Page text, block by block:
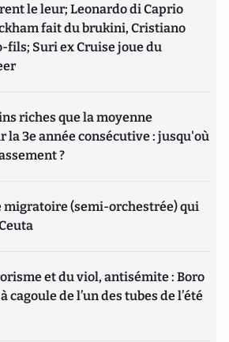
le leur; Leonardo di Caprio
fait du brukini, Cristiano
fils; Suri ex Cruise joue du
riches que la moyenne
la 3e année consécutive : jusqu'où
?
migratoire (semi-orchestrée) qui
et du viol, antisémite : Boro
cagoule de l’un des tubes de l’été